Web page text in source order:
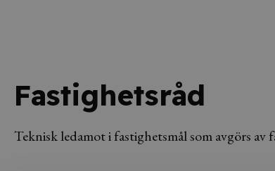
Fastighetsråd
Teknisk ledamot i fastighetsmål som avgörs